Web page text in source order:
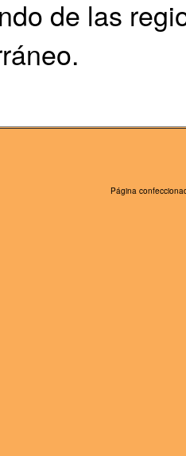
de las
Página